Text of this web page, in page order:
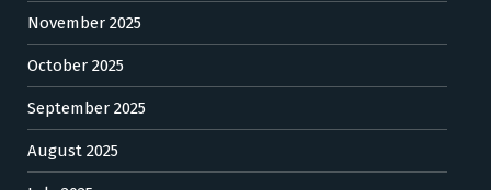
November 2025
October 2025
September 2025
August 2025